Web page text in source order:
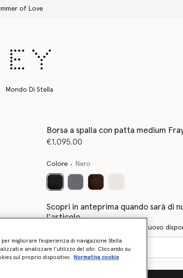
per tutti gli ordini
Mondo Di Stella
Borsa a spalla con patta medium
€1,095.00
Colore Nero
selezionato
Scopri in anteprima quando sarà di
l’articolo
Inviami un’e-mail quando sarà di nuovo
migliorare l’esperienza di navigazione Stella
e analizzare l’utilizzo del sito. Cliccando su
sul proprio dispositivo.
Normativa cookie